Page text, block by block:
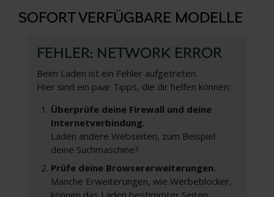
SOFORT VERFÜGBARE MODELLE
FEHLER: NETWORK ERROR
Beim Laden ist ein Fehler aufgetreten.
Hier sind ein paar Tipps, die dir helfen können:
Überprüfe deine Firewall und deine
Internetverbindung.
Laden andere Webseiten, zum Beispiel
deine Suchmaschine?
Prüfe deine Browsererweiterungen.
Manche Erweiterungen, wie Werbeblocker,
können das Laden bestimmter Seiten